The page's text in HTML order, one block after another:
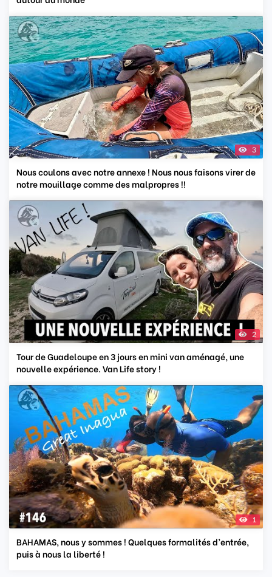
3
Nous coulons avec notre annexe ! Nous nous faisons virer de
notre mouillage comme des malpropres !!
2
Tour de Guadeloupe en 3 jours en mini van aménagé, une
nouvelle expérience. Van Life story !
1
BAHAMAS, nous y sommes ! Quelques formalités d’entrée,
puis à nous la liberté !